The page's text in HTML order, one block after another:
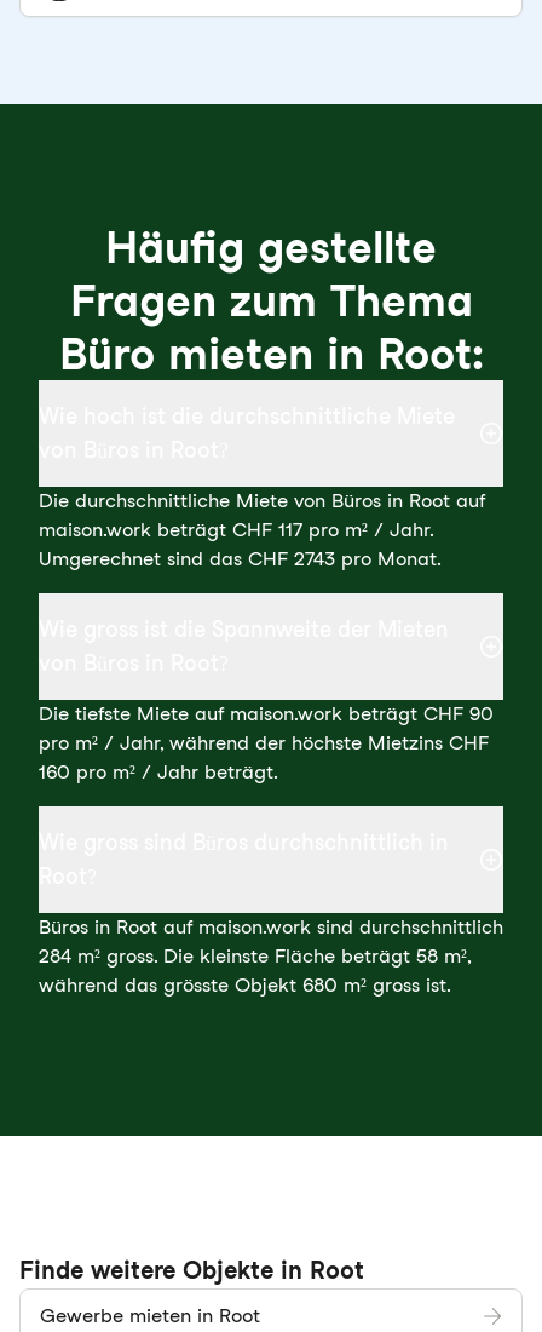
Häufig gestellte
Fragen zum Thema
Büro mieten in Root:
Die durchschnittliche Miete von Büros in Root auf
maison.work beträgt CHF 117 pro m² / Jahr.
Umgerechnet sind das CHF 2743 pro Monat.
Die tiefste Miete auf maison.work beträgt CHF 90
pro m² / Jahr, während der höchste Mietzins CHF
160 pro m² / Jahr beträgt.
Büros in Root auf maison.work sind durchschnittlich
284 m² gross. Die kleinste Fläche beträgt 58 m²,
während das grösste Objekt 680 m² gross ist.
Finde weitere Objekte in Root
Gewerbe mieten in Root